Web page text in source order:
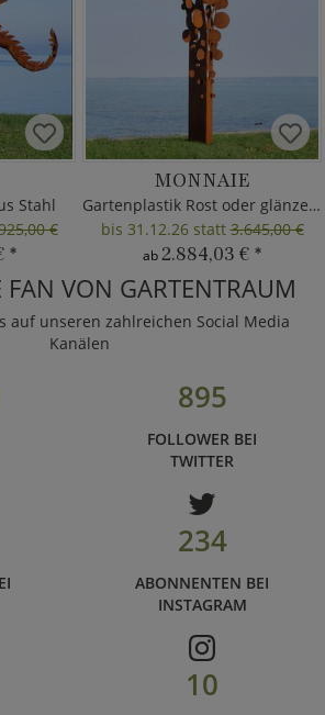
Stahl
€
*
MONNAIE
Gartenplastik Rost oder glänzend
bis 31.12.26 statt3.645,00 €
ab2.884,03 € *
FAN VON GARTENTRAUM
auf unseren zahlreichen Social Media
Kanälen
895
FOLLOWER BEI
TWITTER
234
ABONNENTEN BEI
INSTAGRAM
10